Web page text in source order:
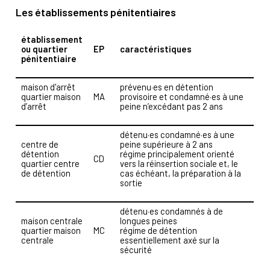
Les établissements pénitentiaires
établissement
ou quartier
pénitentiaire
EP caractéristiques
maison d'arrêt
quartier maison
d’arrêt
MA
prévenu·es en détention
provisoire et condamné·es à une
peine n’excédant pas 2 ans
centre de
détention
quartier centre
de détention
CD
détenu·es condamné·es à une
peine supérieure à 2 ans
régime principalement orienté
vers la réinsertion sociale et, le
cas échéant, la préparation à la
sortie
maison centrale
quartier maison
centrale
MC
détenu·es condamnés à de
longues peines
régime de détention
essentiellement axé sur la
sécurité